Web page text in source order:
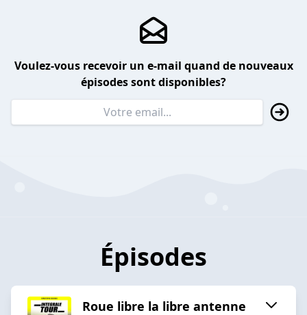
Voulez-vous recevoir un e-mail quand de nouveaux
épisodes sont disponibles?
Épisodes
Roue libre la libre antenne